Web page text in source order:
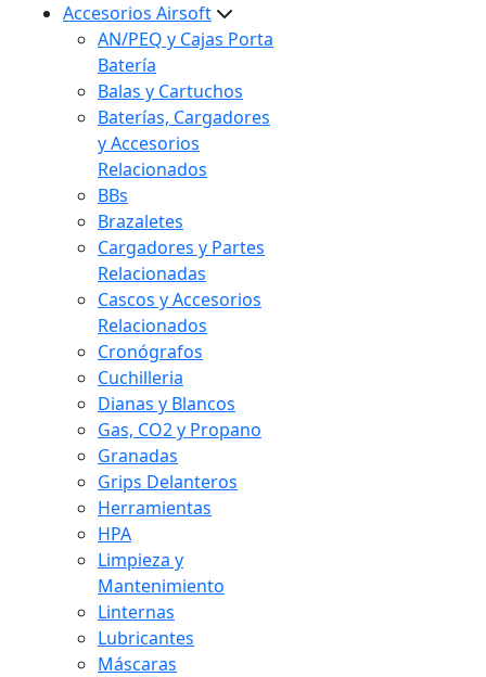
Accesorios Airsoft
AN/PEQ y Cajas Porta
Batería
Balas y Cartuchos
Baterías, Cargadores
y Accesorios
Relacionados
BBs
Brazaletes
Cargadores y Partes
Relacionadas
Cascos y Accesorios
Relacionados
Cronógrafos
Cuchilleria
Dianas y Blancos
Gas, CO2 y Propano
Granadas
Grips Delanteros
Herramientas
HPA
Limpieza y
Mantenimiento
Linternas
Lubricantes
Máscaras